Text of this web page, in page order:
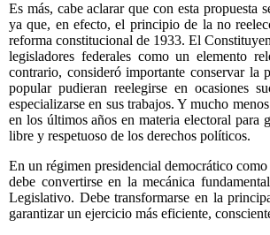
Es más, cabe aclarar que con esta
ya que, en efecto, el principio de la no
reforma constitucional de 1933. El
legisladores federales como un elemento
contrario, consideró importante conservar la
popular pudieran reelegirse en ocasiones
especializarse en sus trabajos. Y mucho
en los últimos años en materia electoral para
libre y respetuoso de los derechos políticos.
En un régimen presidencial democrático
debe convertirse en la mecánica
Legislativo. Debe transformarse en la
garantizar un ejercicio más eficiente,